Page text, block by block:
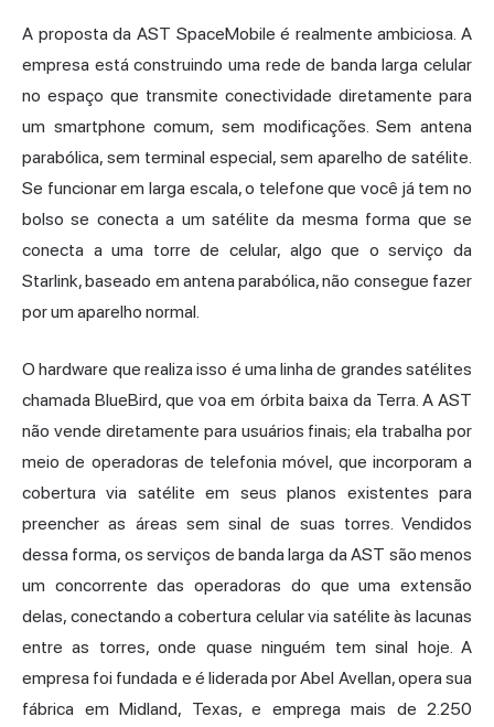
A proposta da AST SpaceMobile é realmente ambiciosa. A
empresa está construindo uma rede de banda larga celular
no espaço que transmite conectividade diretamente para
um smartphone comum, sem modificações. Sem antena
parabólica, sem terminal especial, sem aparelho de satélite.
Se funcionar em larga escala, o telefone que você já tem no
bolso se conecta a um satélite da mesma forma que se
conecta a uma torre de celular, algo que o serviço da
Starlink,baseado em antena parabólica, não consegue fazer
por um aparelho normal.
O hardware que realiza isso é uma linha de grandes satélites
chamada BlueBird, que voa em órbita baixa da Terra. A AST
não vende diretamente para usuários finais; ela trabalha por
meio de operadoras de telefonia móvel, que incorporam a
cobertura via satélite em seus planos existentes para
preencher as áreas sem sinal de suas torres. Vendidos
dessa forma, os serviços de banda larga da AST são menos
um concorrente das operadoras do que uma extensão
delas, conectando a cobertura celular via satélite às lacunas
entre as torres, onde quase ninguém tem sinal hoje. A
empresa foi fundada e é liderada por Abel Avellan, opera sua
fábrica em Midland, Texas, e emprega mais de 2.250